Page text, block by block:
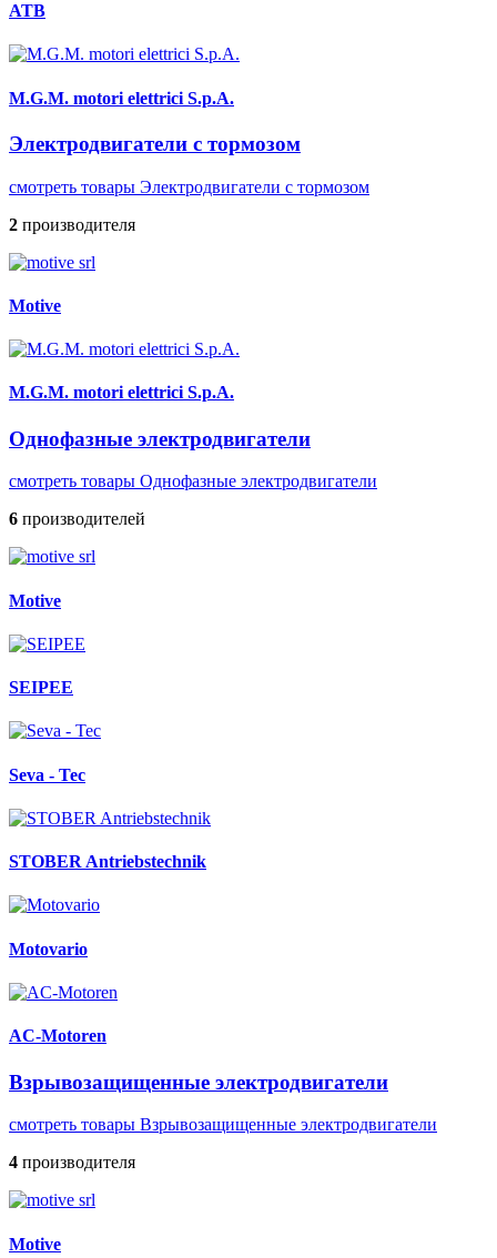
ATB
M.G.M. motori elettrici S.p.A.
Электродвигатели с тормозом
смотреть товары Электродвигатели с тормозом
2 производителя
Motive
M.G.M. motori elettrici S.p.A.
Однофазные электродвигатели
смотреть товары Однофазные электродвигатели
6 производителей
Motive
SEIPEE
Seva - Tec
STOBER Antriebstechnik
Motovario
AC-Motoren
Взрывозащищенные электродвигатели
смотреть товары Взрывозащищенные электродвигатели
4 производителя
Motive